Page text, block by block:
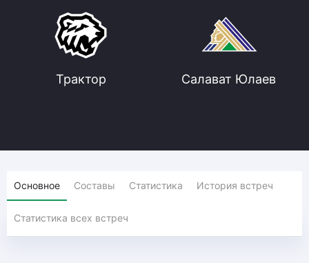
Трактор Салават Юлаев
Основное Составы Статистика История встреч
Статистика всех встреч